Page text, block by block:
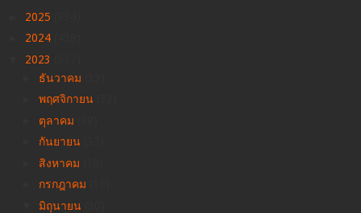
2025
2024
2023
ธันวาคม
พฤศจิกายน
ตุลาคม
กันยายน
สิงหาคม
กรกฎาคม
มิถุนายน